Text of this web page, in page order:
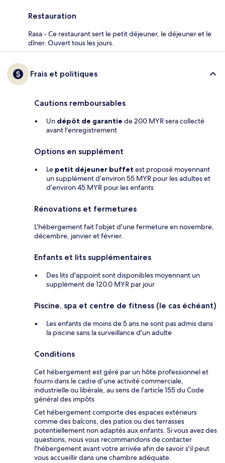
Restauration
Rasa - Ce restaurant sert le petit déjeuner, le déjeuner et le
dîner. Ouvert tous les jours.
Frais et politiques
Cautions remboursables
Un dépôt de garantie de 200 MYR sera collecté
avant l'enregistrement
Options en supplément
Le petit déjeuner buffet est proposé moyennant
un supplément d’environ 55 MYR pour les adultes et
d’environ 45 MYR pour les enfants
Rénovations et fermetures
L'hébergement fait l'objet d'une fermeture en novembre,
décembre, janvier et février.
Enfants et lits supplémentaires
Des lits d'appoint sont disponibles moyennant un
supplément de 120.0 MYR par jour
Piscine, spa et centre de fitness (le cas échéant)
Les enfants de moins de 5 ans ne sont pas admis dans
la piscine sans la surveillance d'un adulte
Conditions
Cet hébergement est géré par un hôte professionnel et
fourni dans le cadre d’une activité commerciale,
industrielle ou libérale, au sens de l’article 155 du Code
général des impôts
Cet hébergement comporte des espaces extérieurs
comme des balcons, des patios ou des terrasses
potentiellement non adaptés aux enfants. Si vous avez des
questions, nous vous recommandons de contacter
l'hébergement avant votre arrivée afin de savoir s'il peut
vous accueillir dans une chambre adéquate.